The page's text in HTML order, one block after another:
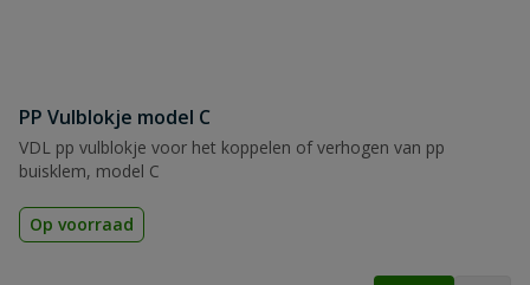
PP Vulblokje model C
VDL pp vulblokje voor het koppelen of verhogen van pp
buisklem, model C
Op voorraad